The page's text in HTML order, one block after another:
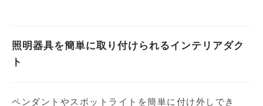
照明器具を簡単に取り付けられるインテリアダク
ト
ペンダントやスポットライトを簡単に付け外しでき